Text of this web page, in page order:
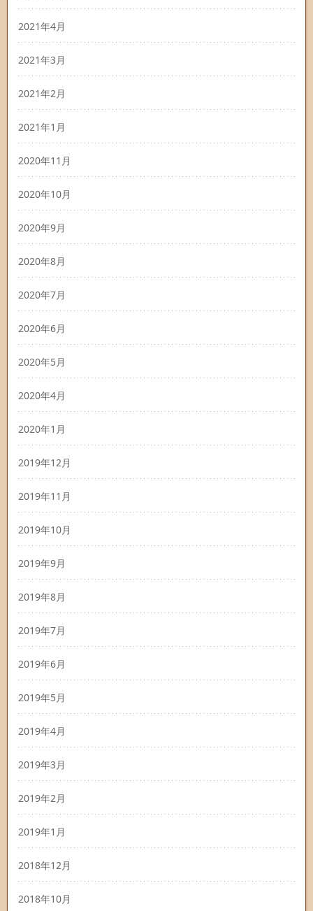
2021年4月
2021年3月
2021年2月
2021年1月
2020年11月
2020年10月
2020年9月
2020年8月
2020年7月
2020年6月
2020年5月
2020年4月
2020年1月
2019年12月
2019年11月
2019年10月
2019年9月
2019年8月
2019年7月
2019年6月
2019年5月
2019年4月
2019年3月
2019年2月
2019年1月
2018年12月
2018年10月